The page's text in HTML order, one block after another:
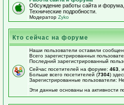
Обсуждение работы сайта и
Технические подробности.
Модератор Zyko
Кто сейчас на форуме
Наши пользователи оставили
Всего зарегистрированных
Последний зарегистрированный
Сейчас посетителей на форуме: 463 ,
Больше всего посетителей (7304)
Зарегистрированные пользователи:
Эти данные основаны на активности